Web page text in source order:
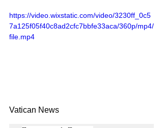
https://video.wixstatic.com/video/3230ff_0c5
7a125f05f40c8ad2cfc7bbfe33aca/360p/mp4/
file.mp4
Vatican News